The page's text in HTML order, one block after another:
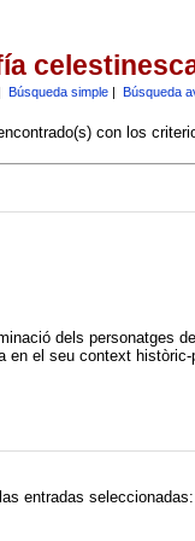
Búsqueda simple| Búsqueda
con los
dels personatges
en el seu context
entradas seleccionadas: